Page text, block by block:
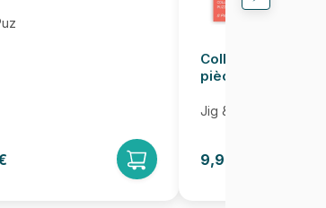
Colle pour Puzzle
pièces
Jig & Puz
9,95€